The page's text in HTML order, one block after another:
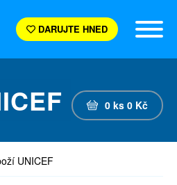
DARUJTE HNED
0 ks 0 Kč
UNICEF